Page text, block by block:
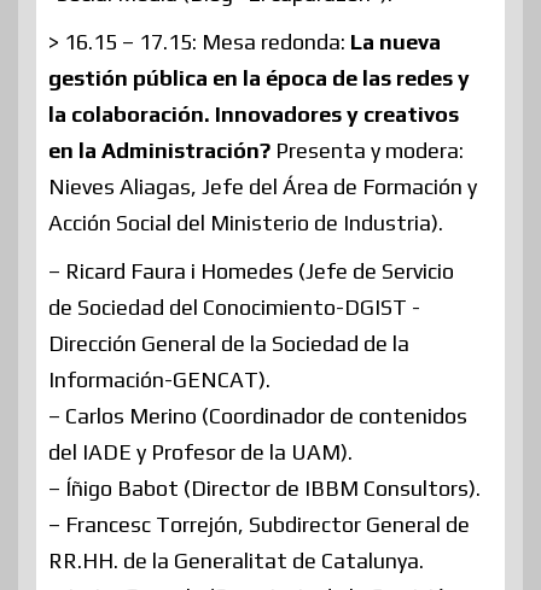
> 16.15 – 17.15: Mesa redonda: La nueva
gestión pública en la época de las redes y
la colaboración. Innovadores y creativos
en la Administración? Presenta y modera:
Nieves Aliagas, Jefe del Área de Formación y
Acción Social del Ministerio de Industria).
– Ricard Faura i Homedes (Jefe de Servicio
de Sociedad del Conocimiento-DGIST -
Dirección General de la Sociedad de la
Información-GENCAT).
– Carlos Merino (Coordinador de contenidos
del IADE y Profesor de la UAM).
– Íñigo Babot (Director de IBBM Consultors).
– Francesc Torrejón, Subdirector General de
RR.HH. de la Generalitat de Catalunya.